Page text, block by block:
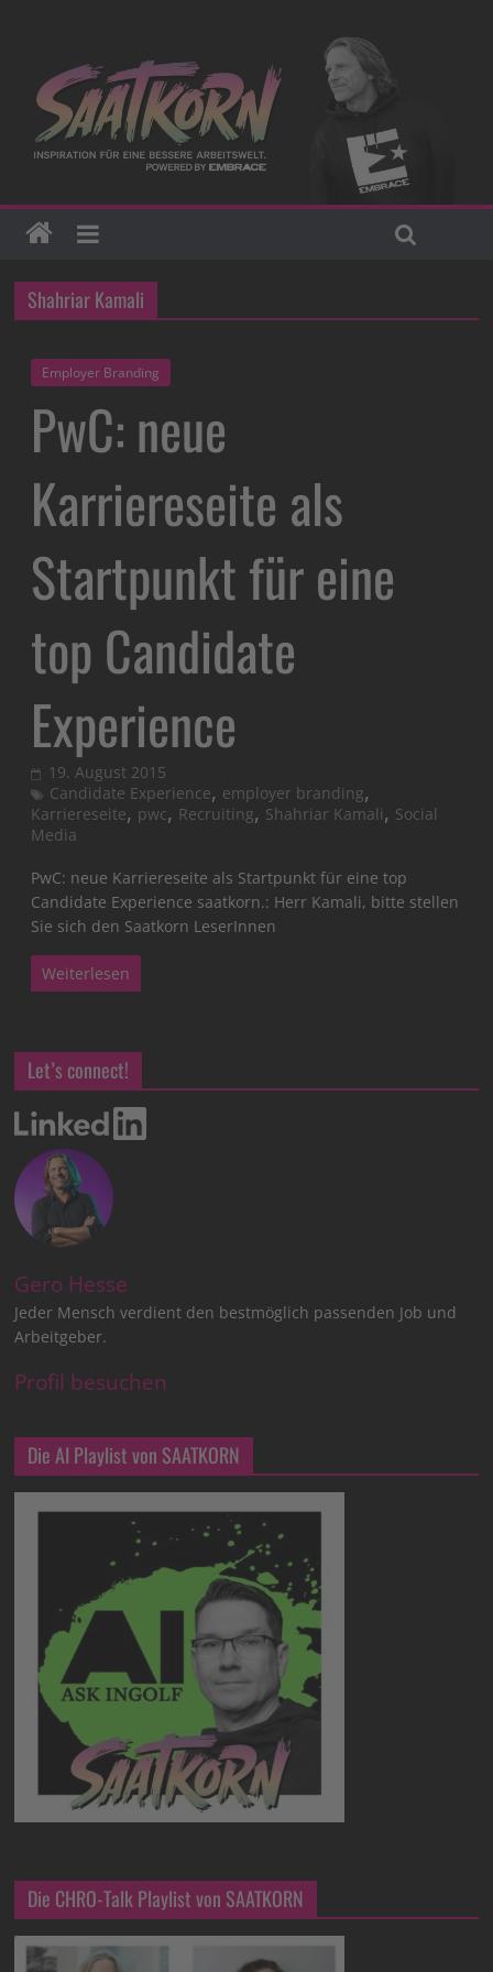
Shahriar Kamali
Employer Branding
PwC: neue
Karriereseite als
Startpunkt für eine
top Candidate
Experience
19. August 2015
Candidate Experience, employer branding,
Karriereseite, pwc, Recruiting, Shahriar Kamali, Social
Media
PwC: neue Karriereseite als Startpunkt für eine top
Candidate Experience saatkorn.: Herr Kamali, bitte stellen
Sie sich den Saatkorn LeserInnen
Weiterlesen
Let’s connect!
Gero Hesse
Jeder Mensch verdient den bestmöglich passenden Job und
Arbeitgeber.
Profil besuchen
Die AI Playlist von SAATKORN
Die CHRO-Talk Playlist von SAATKORN